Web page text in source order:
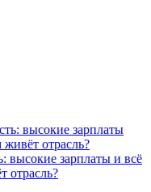
высокие зарплаты и всё
отрасль?